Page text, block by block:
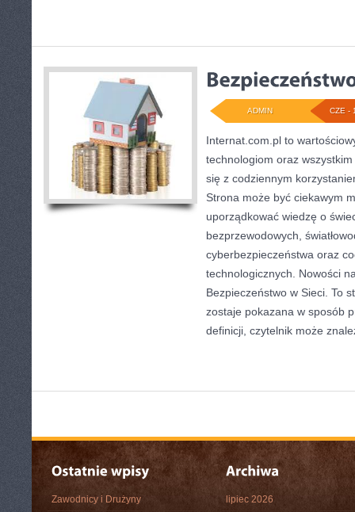
CZE -
ADMIN
Internat.com.pl to
technologiom oraz
się z codziennym
Strona może być ciekawym
uporządkować wiedzę o
bezprzewodowych,
cyberbezpieczeństwa oraz
technologicznych. Nowości
Bezpieczeństwo w Sieci. To
zostaje pokazana w sposób
definicji, czytelnik może
Zawodnicy i Drużyny
lipiec 2026